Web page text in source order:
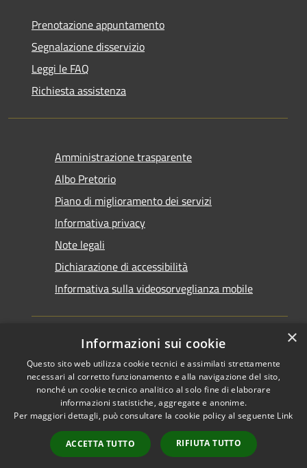
Prenotazione appuntamento
Segnalazione disservizio
Leggi le FAQ
Richiesta assistenza
Amministrazione trasparente
Albo Pretorio
Piano di miglioramento dei servizi
Informativa privacy
Note legali
Dichiarazione di accessibilità
Informativa sulla videosorveglianza mobile
RSS
Accessibilità
Cookie
Mappa del sito
Area riservata del
Copyright © 2026 • Comune di
Taranto • Powered by
Municipium•Accesso
redazione
×
Informazioni sui cookie
Questo sito web utilizza cookie tecnici e assimilati strettamente
necessari al corretto funzionamento e alla navigazione del sito,
nonché un cookie tecnico analitico al solo fine di elaborare
informazioni statistiche, aggregate e anonime.
Per maggiori dettagli, può consultare la cookie policy al seguente Link
ACCETTA TUTTO RIFIUTA TUTTO